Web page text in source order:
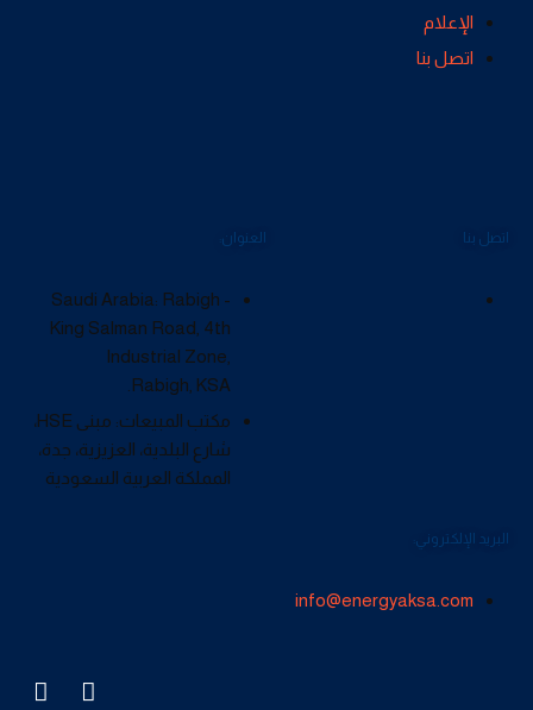
الإعلام
اتصل بنا
اتصل بنا العنوان:
Saudi Arabia: Rabigh -
King Salman Road, 4th
Industrial Zone,
Rabigh, KSA.
مكتب المبيعات: مبنى HSE،
شارع البلدية، العزيزية، جدة،
المملكة العربية السعودية
البريد الإلكتروني:
info@energyaksa.com